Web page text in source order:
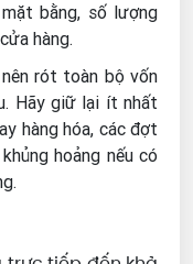
bằng, số lượng
hàng.
rót toàn bộ vốn
Hãy giữ lại ít nhất
hàng hóa, các đợt
hoảng nếu có